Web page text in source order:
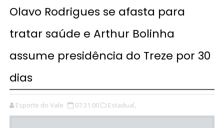
Olavo Rodrigues se afasta para
tratar saúde e Arthur Bolinha
assume presidência do Treze por 30
dias
Esporte do Vale 07:31:00 Estadual,